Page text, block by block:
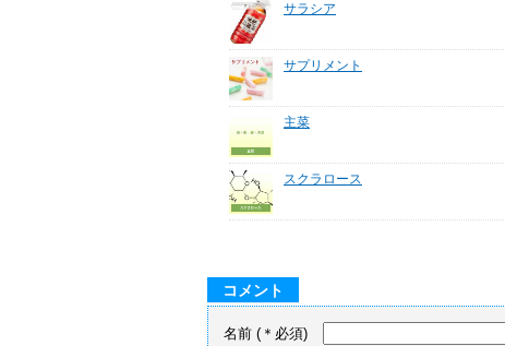
サラシア
サプリメント
主菜
スクラロース
コメント
名前 (＊必須)